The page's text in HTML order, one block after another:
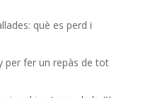
què es perd i
per fer un repàs de tot